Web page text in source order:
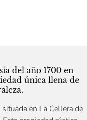
del año 1700 en
única llena de
en La Cellera de